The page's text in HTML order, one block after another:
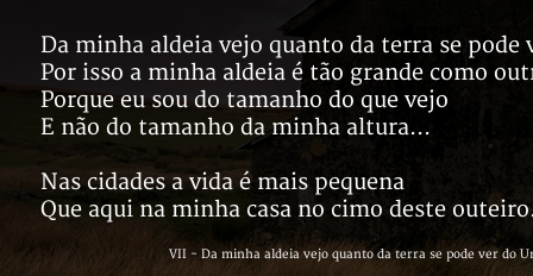
Da minha aldeia vejo quanto da terra se pode
Por isso a minha aldeia é tão grande como
Porque eu sou do tamanho do que vejo
E não do tamanho da minha altura...
Nas cidades a vida é mais pequena
Que aqui na minha casa no cimo deste
VII - Da minha aldeia vejo quanto da terra se pode ver do